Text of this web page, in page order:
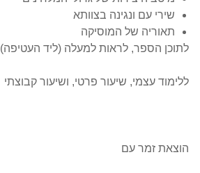
שירי עם ונגינה בצוותא
תאוריה של המוסיקה
לתוכן הספר, לראות למעלה (ליד העטיפה)
ללימוד עצמי, שיעור פרטי, ושיעור קבוצתי
הוצאת זמר עם